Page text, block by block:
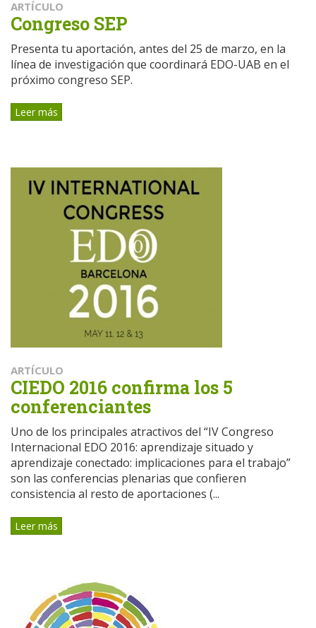
ARTÍCULO
Congreso SEP
Presenta tu aportación, antes del 25 de marzo, en la
línea de investigación que coordinará EDO-UAB en el
próximo congreso SEP.
Leer más
ARTÍCULO
CIEDO 2016 confirma los 5
conferenciantes
Uno de los principales atractivos del “IV Congreso
Internacional EDO 2016: aprendizaje situado y
aprendizaje conectado: implicaciones para el trabajo”
son las conferencias plenarias que confieren
consistencia al resto de aportaciones (...
Leer más